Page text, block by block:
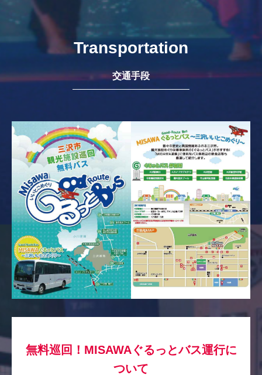
Transportation
交通手段
無料巡回！MISAWAぐるっとバス運行に
ついて